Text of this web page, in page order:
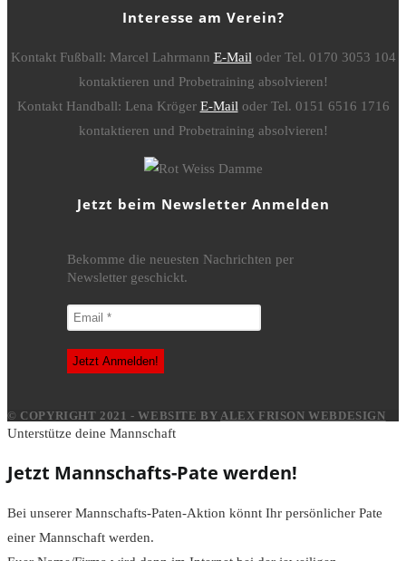
Interesse am Verein?
Kontakt Fußball: Marcel Lahrmann E-Mail oder Tel. 0170 3053 104
kontaktieren und Probetraining absolvieren!
Kontakt Handball: Lena Kröger E-Mail oder Tel. 0151 6516 1716
kontaktieren und Probetraining absolvieren!
Jetzt beim Newsletter Anmelden
Bekomme die neuesten Nachrichten per
Newsletter geschickt.
© COPYRIGHT 2021 - WEBSITE BY ALEX FRISON WEBDESIGN
Unterstütze deine Mannschaft
Jetzt Mannschafts-Pate werden!
Bei unserer Mannschafts-Paten-Aktion könnt Ihr persönlicher Pate
einer Mannschaft werden.